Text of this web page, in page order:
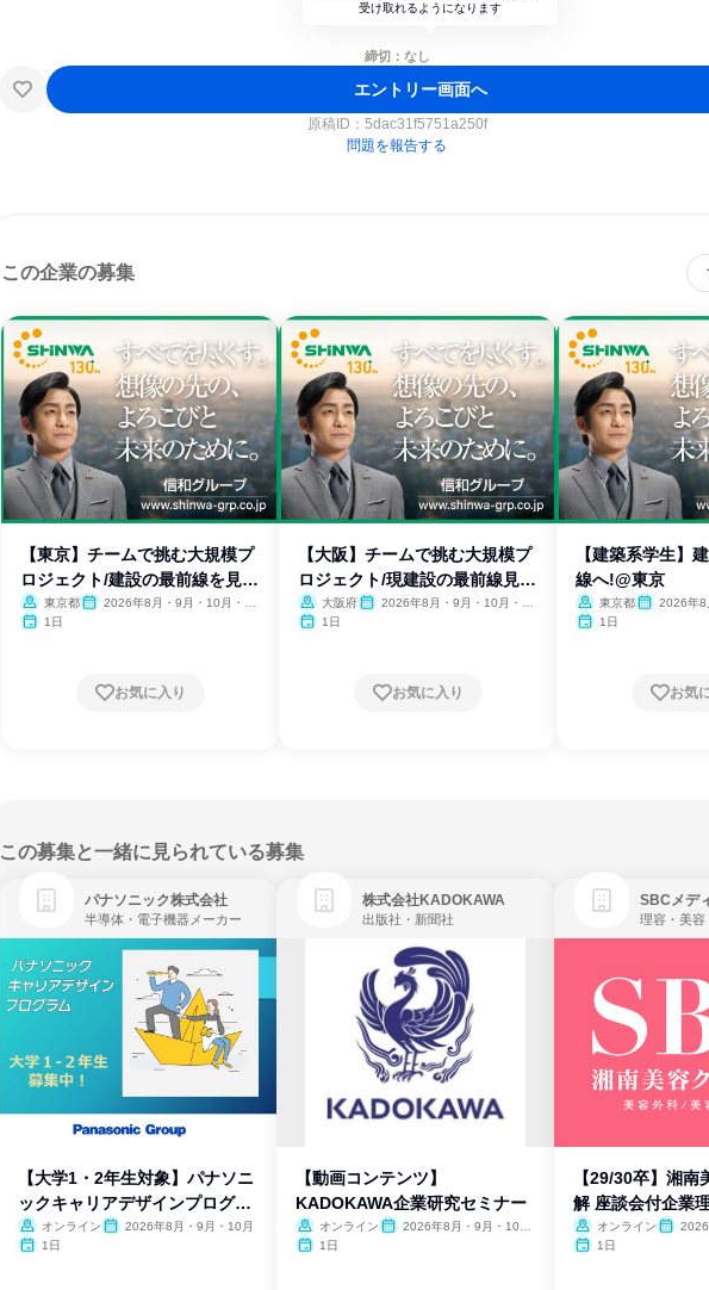
受け取れるようになります
締切：なし
エントリー画面へ
原稿ID： 5dac31f5751a250f
問題を報告する
この企業の募集
【東京】チームで挑む大規模プ
ロジェクト/建設の最前線を見
学! 東京都
2026年8月・9月・10月・11
1日
お気に入り
【大阪】チームで挑む大規模プ
ロジェクト/現建設の最前線見
学! 大阪府
2026年8月・9月・10月・11
1日
お気に入り
【建築系学生】
線へ!@東京
東京都
2026年8
1日
お気
この募集と一緒に見られている募集
パナソニック株式会社
半導体・電子機器メーカー
【大学1・2年生対象】パナソニ
ックキャリアデザインプログラ
ム
オンライン
2026年8月・9月・10月
1日
株式会社KADOKAWA
出版社・新聞社
【動画コンテンツ】
KADOKAWA企業研究セミナー
オンライン
2026年8月・9月・10
1日
【29/30卒】湘南
解 座談会付企業
オンライン
1日